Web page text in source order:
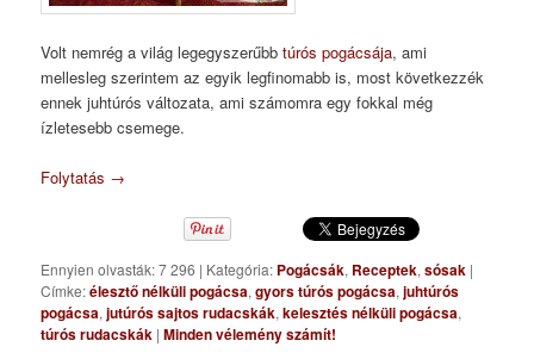
Volt nemrég a világ legegyszerűbb túrós pogácsája, ami
mellesleg szerintem az egyik legfinomabb is, most következzék
ennek juhtúrós változata, ami számomra egy fokkal még
ízletesebb csemege.
Folytatás →
Ennyien olvasták: 7 296 | Kategória: Pogácsák, Receptek,sósak |
Címke:élesztő nélküli pogácsa,gyors túrós pogácsa,juhtúrós
pogácsa,jutúrós sajtos rudacskák,kelesztés nélküli pogácsa,
túrós rudacskák |Minden vélemény számít!